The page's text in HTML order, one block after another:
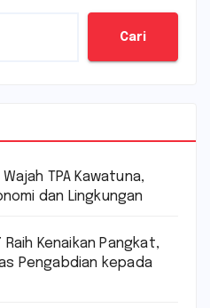
Cari
TPA Kawatuna,
dan Lingkungan
Raih Kenaikan Pangkat,
Pengabdian kepada